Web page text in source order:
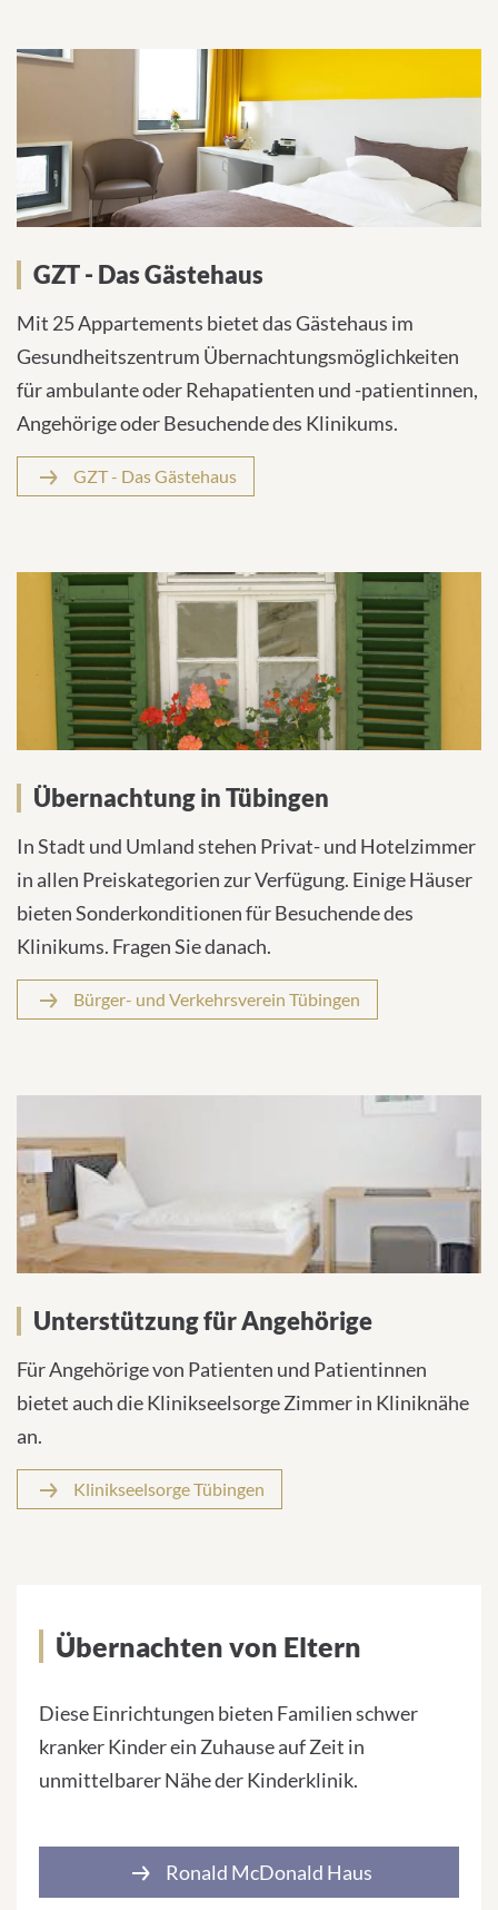
GZT - Das Gästehaus
Mit 25 Appartements bietet das Gästehaus im
Gesundheitszentrum Übernachtungsmöglichkeiten
für ambulante oder Rehapatienten und -patientinnen,
Angehörige oder Besuchende des Klinikums.
GZT - Das Gästehaus
Übernachtung in Tübingen
In Stadt und Umland stehen Privat- und Hotelzimmer
in allen Preiskategorien zur Verfügung. Einige Häuser
bieten Sonderkonditionen für Besuchende des
Klinikums. Fragen Sie danach.
Bürger- und Verkehrsverein Tübingen
Unterstützung für Angehörige
Für Angehörige von Patienten und Patientinnen
bietet auch die Klinikseelsorge Zimmer in Kliniknähe
an.
Klinikseelsorge Tübingen
Übernachten von Eltern
Diese Einrichtungen bieten Familien schwer
kranker Kinder ein Zuhause auf Zeit in
unmittelbarer Nähe der Kinderklinik.
Ronald McDonald Haus